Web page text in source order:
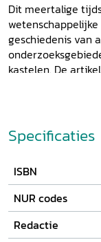
Dit meertalige
geschiedenis van
kastelen. De
politiek,
Specificaties
ISBN
NUR codes
Redactie